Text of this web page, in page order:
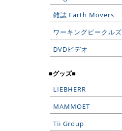
雑誌 Earth Movers
ワーキングビークルズ
DVDビデオ
■グッズ■
LIEBHERR
MAMMOET
Tii Group